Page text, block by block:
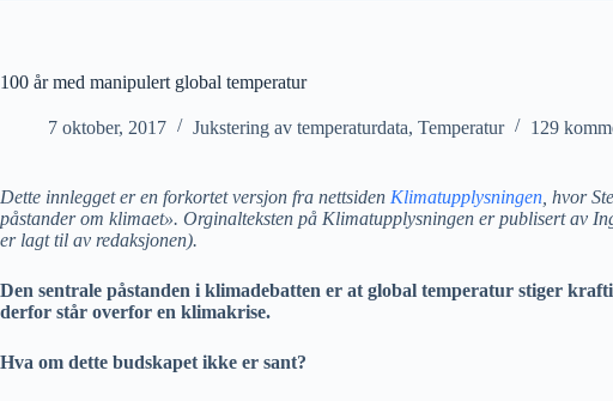
100 år med manipulert global temperatur
7 oktober, 2017 Jukstering av temperaturdata, Temperatur 129
Dette innlegget er en forkortet versjon fra nettsiden Klimatupplysningen , hvor
påstander om klimaet». Orginalteksten på Klimatupplysningen er publisert av
er lagt til av redaksjonen).
Den sentrale påstanden i klimadebatten er at global temperatur stiger
derfor står overfor en klimakrise.
Hva om dette budskapet ikke er sant?